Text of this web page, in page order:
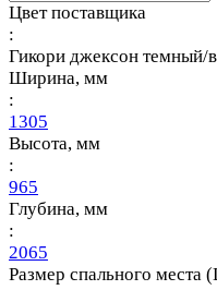
Цвет поставщика
:
Гикори джексон
Ширина, мм
:
1305
Высота, мм
:
965
Глубина, мм
:
2065
Размер спального места